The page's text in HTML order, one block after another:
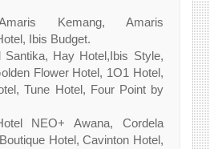
Kemang, Amaris
Ibis Budget.
Santika, Hay Hotel,Ibis Style,
Flower Hotel, 1O1 Hotel,
Tune Hotel, Four Point by
NEO+ Awana, Cordela
Hotel, Cavinton Hotel,